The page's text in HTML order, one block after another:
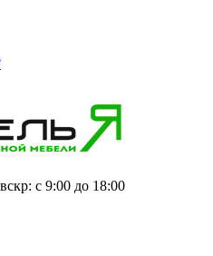
с 9:00 до 18:00